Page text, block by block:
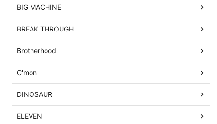
BIG MACHINE
BREAK THROUGH
Brotherhood
C'mon
DINOSAUR
ELEVEN